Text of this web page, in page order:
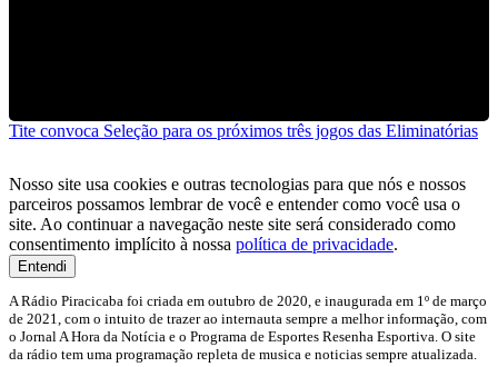
Tite convoca Seleção para os próximos três jogos das Eliminatórias
Nosso site usa cookies e outras tecnologias para que nós e nossos
parceiros possamos lembrar de você e entender como você usa o
site. Ao continuar a navegação neste site será considerado como
consentimento implícito à nossa política de privacidade.
Entendi
A Rádio Piracicaba foi criada em outubro de 2020, e inaugurada em 1º de março
de 2021, com o intuito de trazer ao internauta sempre a melhor informação, com
o Jornal A Hora da Notícia e o Programa de Esportes Resenha Esportiva. O site
da rádio tem uma programação repleta de musica e noticias sempre atualizada.